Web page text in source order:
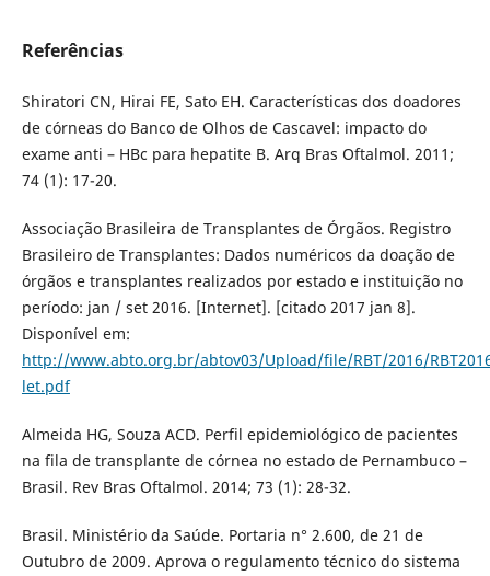
Referências
Shiratori CN, Hirai FE, Sato EH. Características dos doadores
de córneas do Banco de Olhos de Cascavel: impacto do
exame anti – HBc para hepatite B. Arq Bras Oftalmol. 2011;
74 (1): 17-20.
Associação Brasileira de Transplantes de Órgãos. Registro
Brasileiro de Transplantes: Dados numéricos da doação de
órgãos e transplantes realizados por estado e instituição no
período: jan / set 2016. [Internet]. [citado 2017 jan 8].
Disponível em:
http://www.abto.org.br/abtov03/Upload/file/RBT/2016/
let.pdf
Almeida HG, Souza ACD. Perfil epidemiológico de pacientes
na fila de transplante de córnea no estado de Pernambuco –
Brasil. Rev Bras Oftalmol. 2014; 73 (1): 28-32.
Brasil. Ministério da Saúde. Portaria n° 2.600, de 21 de
Outubro de 2009. Aprova o regulamento técnico do sistema